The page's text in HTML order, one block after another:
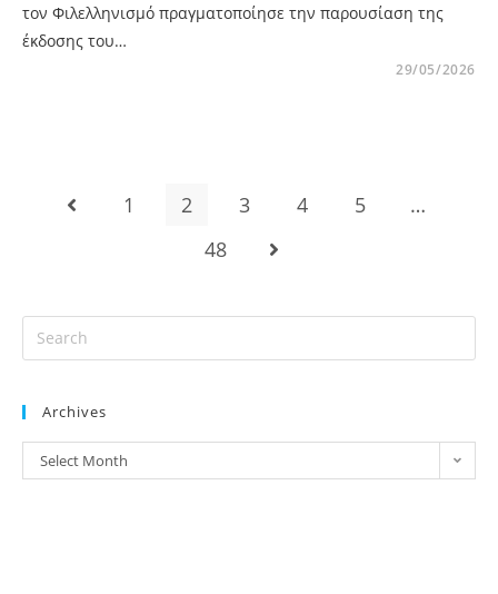
τον Φιλελληνισμό πραγματοποίησε την παρουσίαση της
έκδοσης του…
29/05/2026
1 2 3 4 5
…
48
Archives
Select Month